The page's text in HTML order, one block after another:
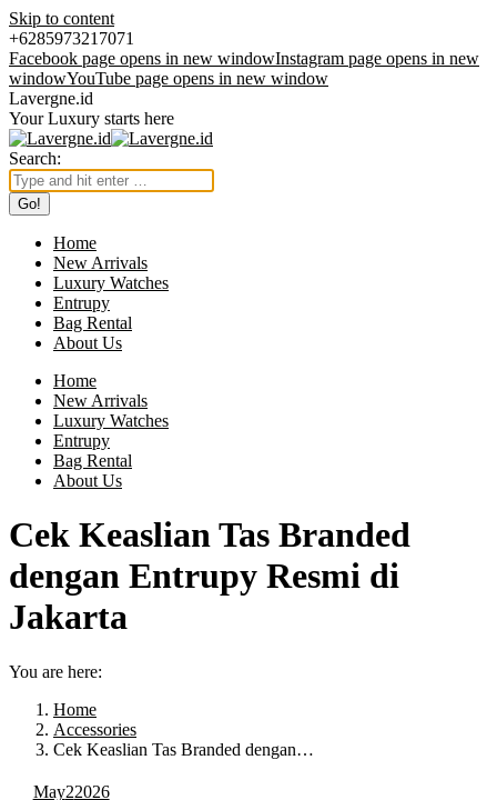
Skip to content
+6285973217071
Facebook page opens in new windowInstagram page opens in new
windowYouTube page opens in new window
Lavergne.id
Your Luxury starts here
Search:
Home
New Arrivals
Luxury Watches
Entrupy
Bag Rental
About Us
Home
New Arrivals
Luxury Watches
Entrupy
Bag Rental
About Us
Cek Keaslian Tas Branded
dengan Entrupy Resmi di
Jakarta
You are here:
Home
Accessories
Cek Keaslian Tas Branded dengan…
May22026